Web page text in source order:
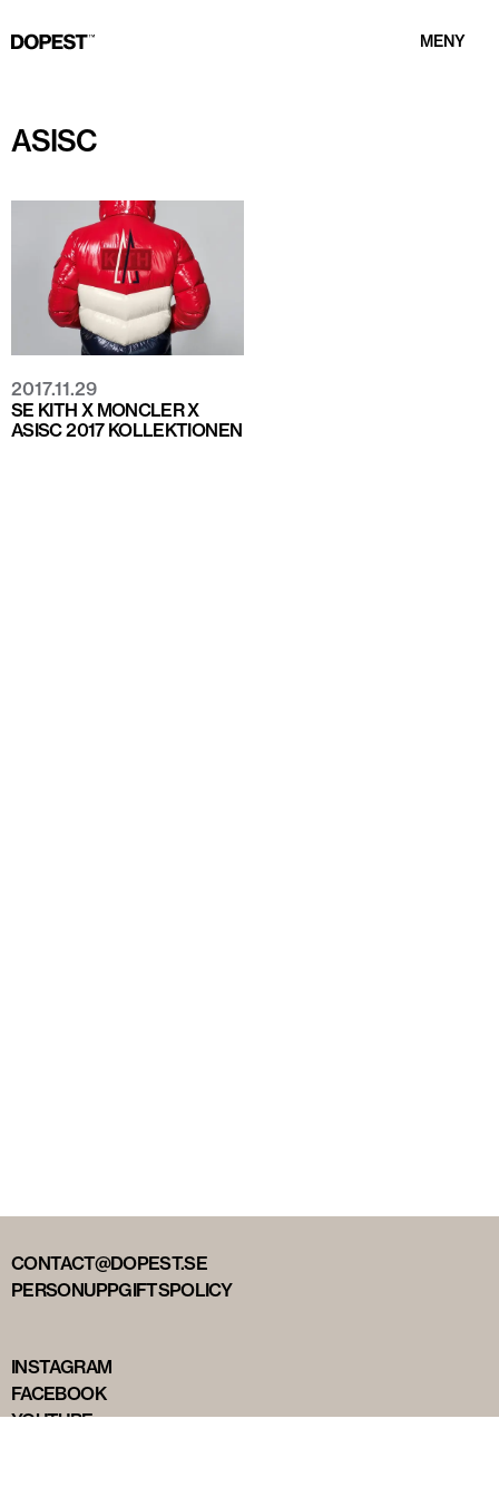
MENY
ASISC
2017.11.29
SE KITH X MONCLER X
ASISC 2017 KOLLEKTIONEN
CONTACT@DOPEST.SE
PERSONUPPGIFTSPOLICY
INSTAGRAM
FACEBOOK
YOUTUBE